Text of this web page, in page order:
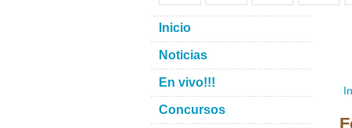
Inicio
Noticias
En vivo!!!
Concursos